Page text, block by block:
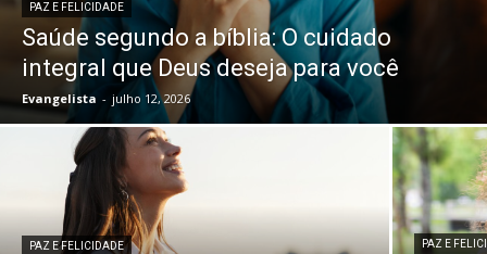
PAZ E FELICIDADE
Saúde segundo a bíblia: O cuidado
integral que Deus deseja para você
Evangelista - julho 12, 2026
PAZ E FELICIDADE PAZ E